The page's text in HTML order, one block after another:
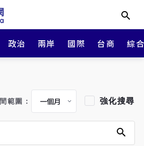
政治 兩岸 國際 台商 綜
範圍： 強化搜尋